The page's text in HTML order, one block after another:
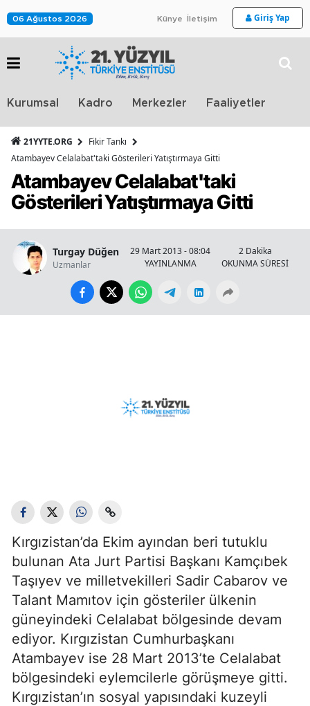
06 Ağustos 2026 Künye İletişim Giriş Yap
Kurumsal Kadro Merkezler Faaliyetler
21YYTE.ORG
Fikir Tankı
Atambayev Celalabat'taki Gösterileri Yatıştırmaya Gitti
Atambayev Celalabat'taki
Gösterileri Yatıştırmaya Gitti
Turgay Düğen
Uzmanlar
29 Mart 2013 - 08:04
YAYINLANMA
2 Dakika
OKUNMA SÜRESİ
Kırgızistan’da Ekim ayından beri tutuklu
bulunan Ata Jurt Partisi Başkanı Kamçıbek
Taşıyev ve milletvekilleri Sadir Cabarov ve
Talant Mamıtov için gösteriler ülkenin
güneyindeki Celalabat bölgesinde devam
ediyor. Kırgızistan Cumhurbaşkanı
Atambayev ise 28 Mart 2013’te Celalabat
bölgesindeki eylemcilerle görüşmeye gitti.
Kırgızistan’ın sosyal yapısındaki kuzeyli